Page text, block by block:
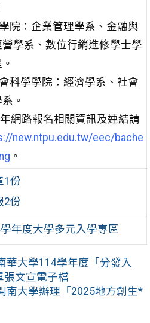
院：企業管理學系、金融與
營學系、數位行銷進修學士學
科學學院：經濟學系、社會
。
網路報名相關資訊及連結請
new.ntpu.edu.tw/eec/bache
。
1份
2份
年度大學多元入學專區
華大學114學年度「分發入
張文宣電子檔
南大學辦理「2025地方創生*